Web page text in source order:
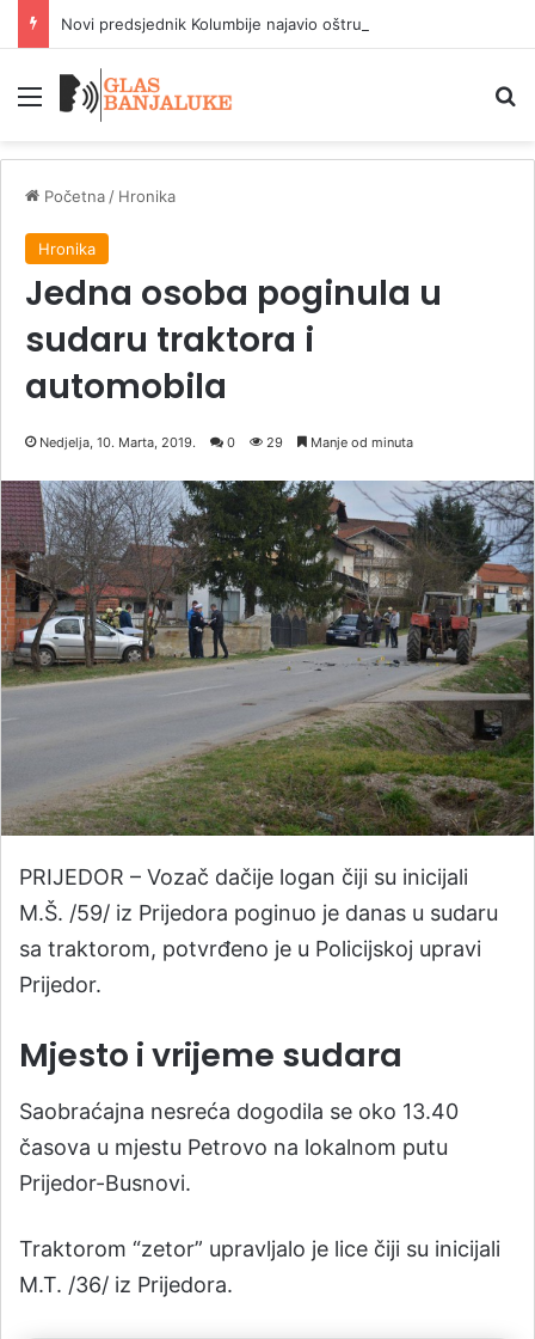
Meni
Početna / Hronika
Hronika
Jedna osoba poginula u
sudaru traktora i
automobila
Nedjelja, 10. Marta, 2019. 0 29 Manje od minuta
PRIJEDOR – Vozač dačije logan čiji su inicijali
M.Š. /59/ iz Prijedora poginuo je danas u sudaru
sa traktorom, potvrđeno je u Policijskoj upravi
Prijedor.
Mjesto i vrijeme sudara
Saobraćajna nesreća dogodila se oko 13.40
časova u mjestu Petrovo na lokalnom putu
Prijedor-Busnovi.
Traktorom “zetor” upravljalo je lice čiji su inicijali
M.T. /36/ iz Prijedora.